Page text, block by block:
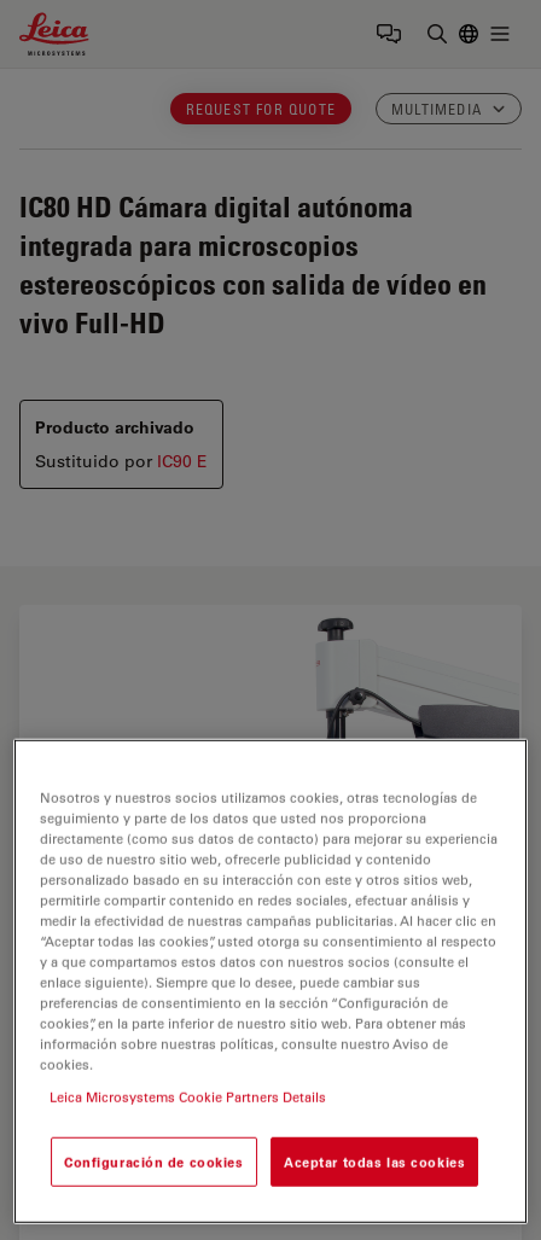
Leica Microsystems Logo
REQUEST FOR QUOTE MULTIMEDIA
IC80 HD Cámara digital autónoma
integrada para microscopios
estereoscópicos con salida de vídeo en
vivo Full-HD
Producto archivado
Sustituido por IC90 E
estereoscópico Leica M80 con iluminación casi vertical
Leica LED3000 NVI
Nosotros y nuestros socios utilizamos cookies, otras tecnologías de
seguimiento y parte de los datos que usted nos proporciona
directamente (como sus datos de contacto) para mejorar su experiencia
de uso de nuestro sitio web, ofrecerle publicidad y contenido
personalizado basado en su interacción con este y otros sitios web,
permitirle compartir contenido en redes sociales, efectuar análisis y
medir la efectividad de nuestras campañas publicitarias. Al hacer clic en
“Aceptar todas las cookies”, usted otorga su consentimiento al respecto
y a que compartamos estos datos con nuestros socios (consulte el
enlace siguiente). Siempre que lo desee, puede cambiar sus
preferencias de consentimiento en la sección “Configuración de
cookies”, en la parte inferior de nuestro sitio web. Para obtener más
información sobre nuestras políticas, consulte nuestro Aviso de
cookies.
Leica Microsystems Cookie Partners Details
Configuración de cookies Aceptar todas las cookies